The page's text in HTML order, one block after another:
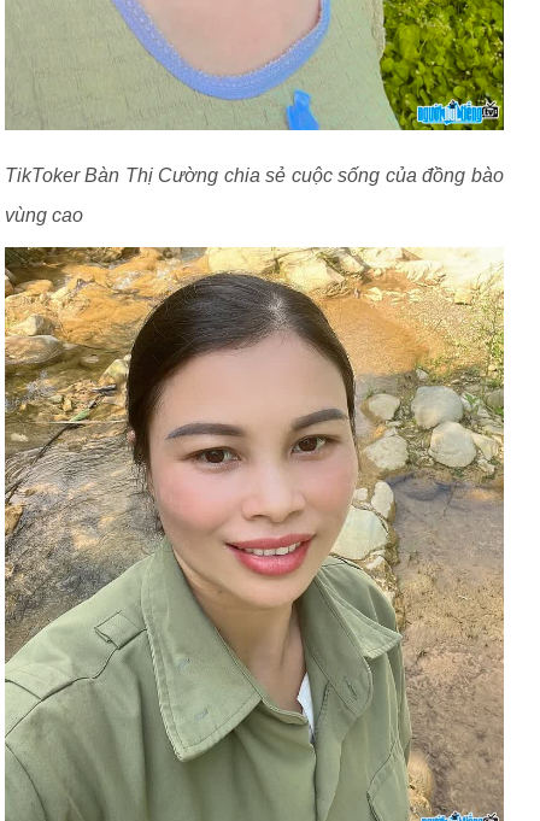
TikToker Bàn Thị Cường chia sẻ cuộc sống của đồng bào
vùng cao